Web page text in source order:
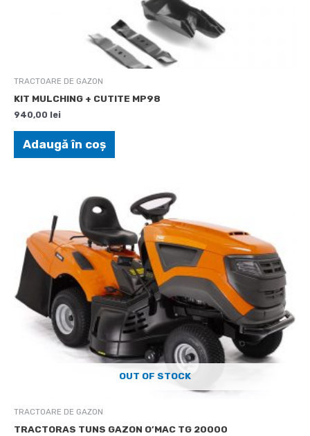
TRACTOARE DE GAZON
KIT MULCHING + CUTITE MP98
940,00 lei
Adaugă în coș
OUT OF STOCK
TRACTOARE DE GAZON
TRACTORAS TUNS GAZON O’MAC TG 20000